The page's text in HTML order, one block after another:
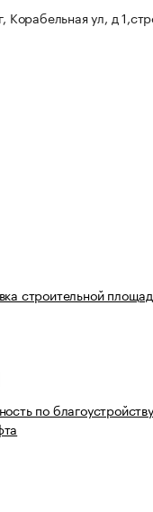
Корабельная ул, д
строительной
по благоустройству